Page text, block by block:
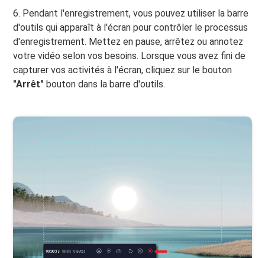
6. Pendant l'enregistrement, vous pouvez utiliser la barre
d'outils qui apparaît à l'écran pour contrôler le processus
d'enregistrement. Mettez en pause, arrêtez ou annotez
votre vidéo selon vos besoins. Lorsque vous avez fini de
capturer vos activités à l'écran, cliquez sur le bouton
"Arrêt" bouton dans la barre d'outils.